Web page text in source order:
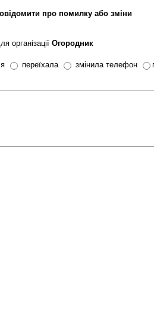
про помилку або зміни
організації Огородник
переїхала змінила телефон